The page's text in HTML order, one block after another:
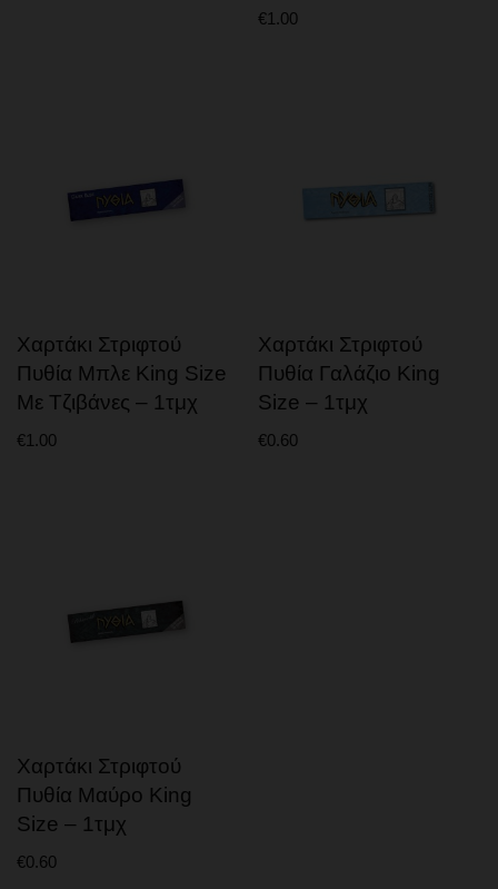
€1.00
Χαρτάκι Στριφτού
Πυθία Μπλε King Size
Με Τζιβάνες – 1τμχ
€1.00
Χαρτάκι Στριφτού
Πυθία Γαλάζιο King
Size – 1τμχ
€0.60
Χαρτάκι Στριφτού
Πυθία Μαύρο King
Size – 1τμχ
€0.60